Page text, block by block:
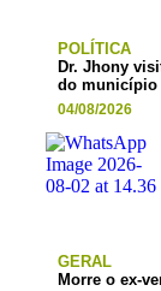
POLÍTICA
Dr. Jhony
do município
04/08/2026
GERAL
Morre o ex-